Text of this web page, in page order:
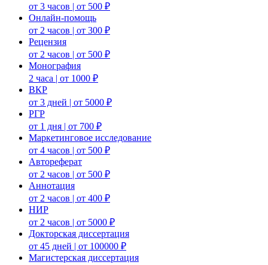
от 3 часов | от 500 ₽
Онлайн-помощь
от 2 часов | от 300 ₽
Рецензия
от 2 часов | от 500 ₽
Монография
2 часа | от 1000 ₽
ВКР
от 3 дней | от 5000 ₽
РГР
от 1 дня | от 700 ₽
Маркетинговое исследование
от 4 часов | от 500 ₽
Автореферат
от 2 часов | от 500 ₽
Аннотация
от 2 часов | от 400 ₽
НИР
от 2 часов | от 5000 ₽
Докторская диссертация
от 45 дней | от 100000 ₽
Магистерская диссертация